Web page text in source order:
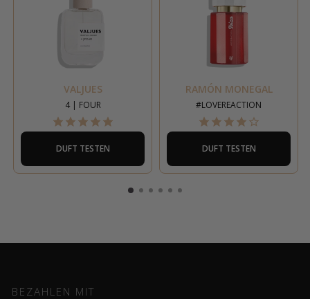
VALJUES
4 | FOUR
DUFT TESTEN
RAMÓN MONEGAL
#LOVEREACTION
DUFT TESTEN
BEZAHLEN MIT